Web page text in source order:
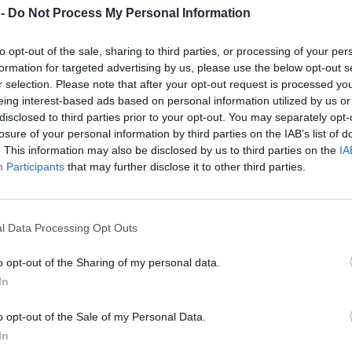
Do Not Process My Personal Information
opt-out of the sale, sharing to third parties, or processing of your
for targeted advertising by us, please use the below opt-out
selection. Please note that after your opt-out request is processed
interest-based ads based on personal information utilized by us
to third parties prior to your opt-out. You may separately
of your personal information by third parties on the IAB’s list of
This information may also be disclosed by us to third parties on the
Participants that may further disclose it to other third parties.
Data Processing Opt Outs
opt-out of the Sharing of my personal data.
opt-out of the Sale of my Personal Data.
pět, ale my vám zreálníme ceny, které provoz auta
na výstavbu silnic atd. Váš provoz bude drahý a vy se
nebo veřejnou dopravou. Doufám, že se pak ukáže,
lídra, který dokáže alespoň část společnosti přesvědčit
pro otevřenou společnost (SOS), která se o něco
scénáře spíš přání otcem myšlenky?
mi je vlastní. Publikace je akademická, proto se v jejím
se nesnažil tam něco vpašovat, ale je jisté, že úvahy
daňová reforma jsou věci, ke kterým by naše
my se to budeme snažit ovlivnit.
podlehl politikovi?
kolega Jan Keller se ke scénáři vyjádřil slovy, že je
sám. Já netvrdím, že scénář je pravděpodobný, ale
mohl. A jestli jsem podlehl - u scénářů podlehnutí
to měla být analýza a předpověď budoucího vývoje.